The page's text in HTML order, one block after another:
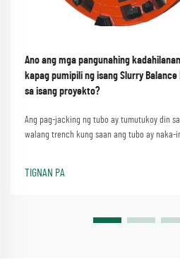
Ano ang mga pangunahing
kapag pumipili ng isang Slurry
sa isang proyekto?
Ang pag-jacking ng tubo ay tumutukoy din
walang trench kung saan ang tubo ay naka-
komplikadong karamdaman sa dumi, at
TIGNAN PA